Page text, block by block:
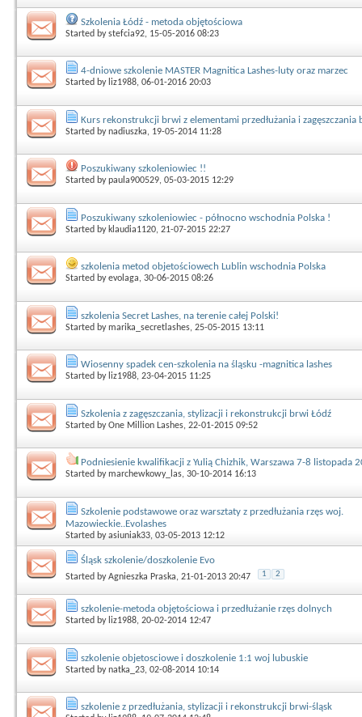
Szkolenia Łódź - metoda objętościowa
Started bystefcia92, 15-05-2016 08:23
4-dniowe szkolenie MASTER Magnitica Lashes-luty oraz marzec
Started by liz1988, 06-01-2016 20:03
Kurs rekonstrukcji brwi z elementami przedłużania i zagęszczania
Started bynadiuszka, 19-05-2014 11:28
Poszukiwany szkoleniowiec !!
Started bypaula900529, 05-03-2015 12:29
Poszukiwany szkoleniowiec - północno wschodnia Polska !
Started by klaudia1120, 21-07-2015 22:27
szkolenia metod objetościowech Lublin wschodnia Polska
Started byevolaga, 30-06-2015 08:26
szkolenia Secret Lashes, na terenie całej Polski!
Started bymarika_secretlashes, 25-05-2015 13:11
Wiosenny spadek cen-szkolenia na śląsku -magnitica lashes
Started by liz1988, 23-04-2015 11:25
Szkolenia z zagęszczania, stylizacji i rekonstrukcji brwi Łódź
Started byOne Million Lashes, 22-01-2015 09:52
Podniesienie kwalifikacji z Yulią Chizhik, Warszawa 7-8 listopada
Started bymarchewkowy_las, 30-10-2014 16:13
Szkolenie podstawowe oraz warsztaty z przedłużania rzęs woj.
Mazowieckie..Evolashes
Started byasiuniak33, 03-05-2013 12:12
Śląsk szkolenie/doszkolenie Evo
Started byAgnieszka Praska, 21-01-2013 20:47 1 2
szkolenie-metoda objętościowa i przedłużanie rzęs dolnych
Started byliz1988, 20-02-2014 12:47
szkolenie objetosciowe i doszkolenie 1:1 woj lubuskie
Started bynatka_23, 02-08-2014 10:14
szkolenie z przedłużania, stylizacji i rekonstrukcji brwi-śląsk